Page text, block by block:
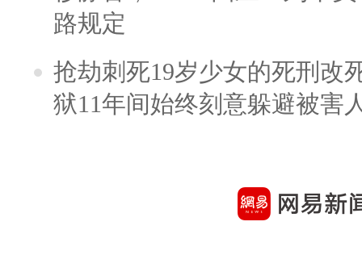
路规定
抢劫刺死19岁少女的死刑改
狱11年间始终刻意躲避被害